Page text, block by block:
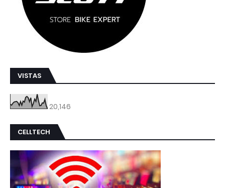
VISTAS
20,146
CELLTECH